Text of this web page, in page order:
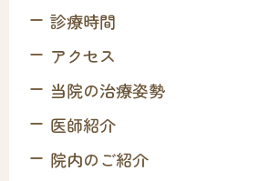
診療時間
アクセス
当院の治療姿勢
医師紹介
院内のご紹介